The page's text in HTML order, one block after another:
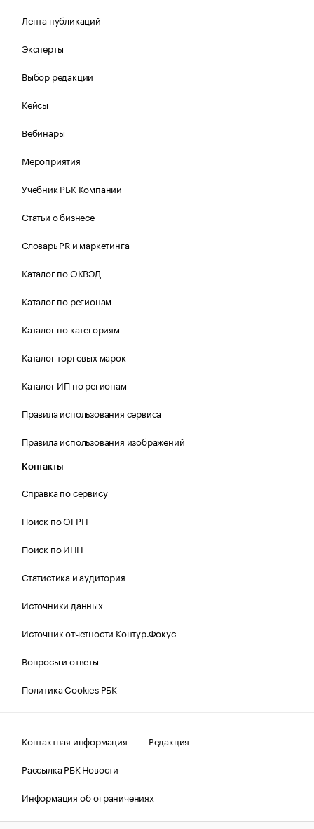
Лента публикаций
Эксперты
Выбор редакции
Кейсы
Вебинары
Мероприятия
Учебник РБК Компании
Статьи о бизнесе
Словарь PR и маркетинга
Каталог по ОКВЭД
Каталог по регионам
Каталог по категориям
Каталог торговых марок
Каталог ИП по регионам
Правила использования сервиса
Правила использования изображений
Контакты
Справка по сервису
Поиск по ОГРН
Поиск по ИНН
Статистика и аудитория
Источники данных
Источник отчетности Контур.Фокус
Вопросы и ответы
Политика Cookies РБК
Контактная информация
Редакция
Рассылка РБК Новости
Информация об ограничениях
Правовая информация
О соблюдении авторских прав